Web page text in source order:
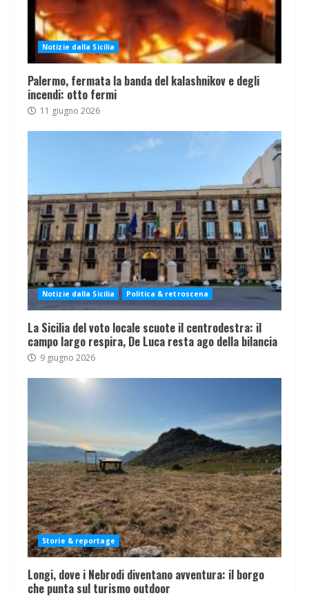
Notizie dalla Sicilia
Palermo, fermata la banda del kalashnikov e degli
incendi: otto fermi
11 giugno 2026
Notizie dalla Sicilia Politica & retroscena
La Sicilia del voto locale scuote il centrodestra: il
campo largo respira, De Luca resta ago della bilancia
9 giugno 2026
Storie & reportage
Longi, dove i Nebrodi diventano avventura: il borgo
che punta sul turismo outdoor